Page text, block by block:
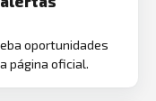
oportunidades
página oficial.